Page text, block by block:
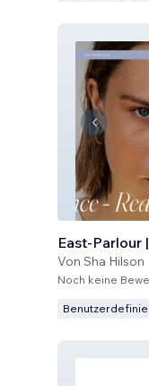
East-Parlour
Von Sha Hilson
Noch keine